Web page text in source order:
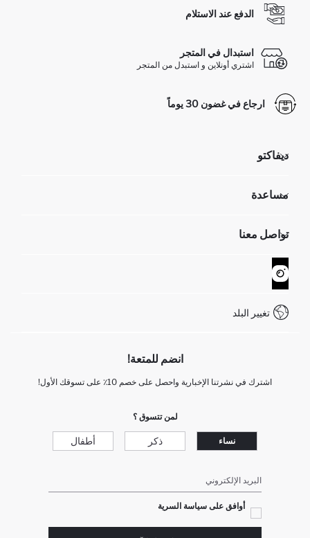
الدفع عند الاستلام
استبدال في المتجر
اشتري أونلاين و استبدل من المتجر
ارجاع في غضون 30 يوماً
ديفاكتو
تعرف علينا
GIFT CLUB
مساعدة
عمليات الارجاع و الاستبدال السهلة
تتبع الشحنة
كيف يمكنك التسوق في ديفاكتو ؟
تواصل معنا
نموذج الاتصال
خدمة العملاء
تغيير البلد
انضم للمتعة!
اشترك في نشرتنا الإخبارية واحصل على خصم 10٪ على تسوقك الأول!
لمن تتسوق ؟
نساء ذكر أطفال
البريد الإلكتروني
أوافق على سياسة السرية